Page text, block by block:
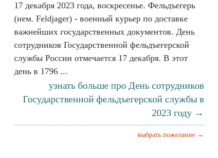
17 декабря 2023 года, воскресенье. Фельдъегерь
(нем. Feldjager) - военный курьер по доставке
важнейших государственных документов. День
сотрудников Государственной фельдъегерской
службы России отмечается 17 декабря. В этот
день в 1796 ...
узнать больше про День сотрудников
Государственной фельдъегерской службы в
2023 году →
выбрать пожелание →